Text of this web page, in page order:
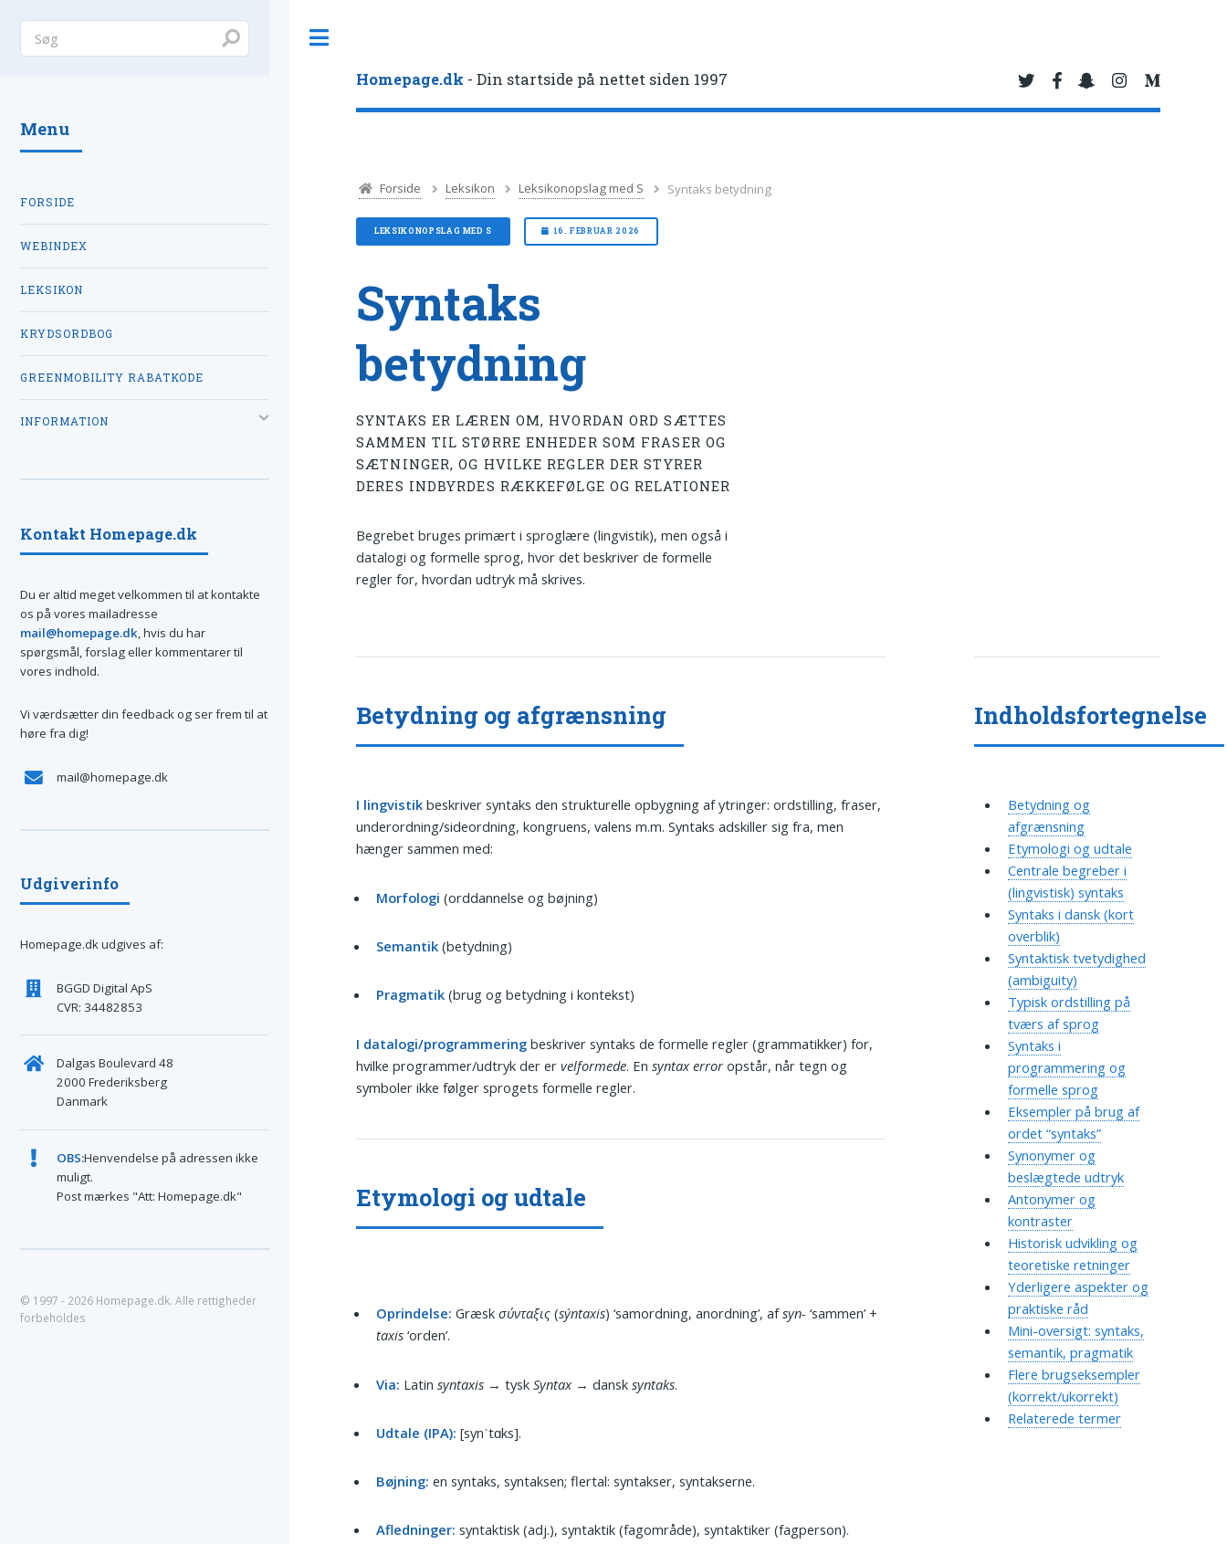
Homepage.dk - Din startside på nettet siden 1997
Forside Leksikon Leksikonopslag med S Syntaks betydning
LEKSIKONOPSLAG MED S 16. FEBRUAR 2026
Syntaks
betydning
SYNTAKS ER LÆREN OM, HVORDAN ORD SÆTTES
SAMMEN TIL STØRRE ENHEDER SOM FRASER OG
SÆTNINGER, OG HVILKE REGLER DER STYRER
DERES INDBYRDES RÆKKEFØLGE OG RELATIONER
Begrebet bruges primært i sproglære (lingvistik), men også i
datalogi og formelle sprog, hvor det beskriver de formelle
regler for, hvordan udtryk må skrives.
Betydning og afgrænsning
I lingvistik beskriver syntaks den strukturelle opbygning af ytringer: ordstilling, fraser,
underordning/sideordning, kongruens, valens m.m. Syntaks adskiller sig fra, men
hænger sammen med:
Morfologi (orddannelse og bøjning)
Semantik (betydning)
Pragmatik (brug og betydning i kontekst)
I datalogi/programmering beskriver syntaks de formelle regler (grammatikker) for,
hvilke programmer/udtryk der ervelformede. Ensyntax error opstår, når tegn og
symboler ikke følger sprogets formelle regler.
Etymologi og udtale
Oprindelse: Græskσύνταξις (sýntaxis) ‘samordning, anordning’, afsyn- ‘sammen’ +
taxis ‘orden’.
Via: Latinsyntaxis → tyskSyntax → dansksyntaks.
Udtale (IPA): [synˈtɑks].
Bøjning: en syntaks, syntaksen; flertal: syntakser, syntakserne.
Afledninger: syntaktisk (adj.), syntaktik (fagområde), syntaktiker (fagperson).
Indholdsfortegnelse
Betydning og
afgrænsning
Etymologi og udtale
Centrale begreber i
(lingvistisk) syntaks
Syntaks i dansk (kort
overblik)
Syntaktisk tvetydighed
(ambiguity)
Typisk ordstilling på
tværs af sprog
Syntaks i
programmering og
formelle sprog
Eksempler på brug af
ordet “syntaks”
Synonymer og
beslægtede udtryk
Antonymer og
kontraster
Historisk udvikling og
teoretiske retninger
Yderligere aspekter og
praktiske råd
Mini-oversigt: syntaks,
semantik, pragmatik
Flere brugseksempler
(korrekt/ukorrekt)
Relaterede termer
Menu
FORSIDE
WEBINDEX
LEKSIKON
KRYDSORDBOG
GREENMOBILITY RABATKODE
INFORMATION
Kontakt Homepage.dk
Du er altid meget velkommen til at kontakte
os på vores mailadresse
mail@homepage.dk, hvis du har
spørgsmål, forslag eller kommentarer til
vores indhold.
Vi værdsætter din feedback og ser frem til at
høre fra dig!
mail@homepage.dk
Udgiverinfo
Homepage.dk udgives af:
BGGD Digital ApS
CVR: 34482853
Dalgas Boulevard 48
2000 Frederiksberg
Danmark
OBS:Henvendelse på adressen ikke
muligt.
Post mærkes "Att: Homepage.dk"
© 1997 - 2026 Homepage.dk. Alle rettigheder
forbeholdes